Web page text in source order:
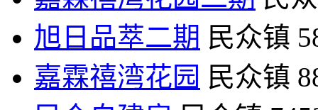
旭日品萃二期 民众镇
嘉霖禧湾花园 民众镇